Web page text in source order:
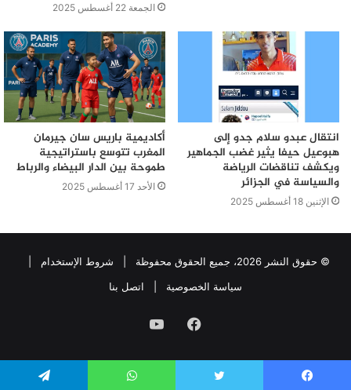
الجمعة 22 أغسطس 2025
انتقال عبدو سلام جدو إلى
هبوعيل حيفا يثير غضب الجماهير
ويكشف تناقضات الرياضة
والسياسة في الجزائر
الإثنين 18 أغسطس 2025
أكاديمية باريس سان جيرمان
المغرب تتوسع باستراتيجية
طموحة بين الدار البيضاء والرباط
الأحد 17 أغسطس 2025
© حقوق النشر 2026، جميع الحقوق محفوظة | شروط الإستخدام
سياسة الخصوصية
اتصل بنا
فيسبوكيوتيوب